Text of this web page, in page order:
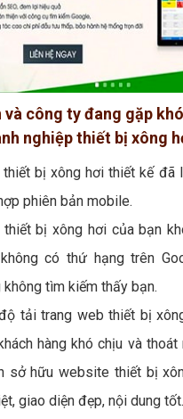
và công ty đang gặp
nghiệp thiết bị xông
thiết bị xông hơi thiết kế đã
phiên bản mobile.
thiết bị xông hơi của bạn
có thứ hạng trên
không tìm kiếm thấy bạn.
tải trang web thiết bị
hàng khó chịu và thoát
sở hữu website thiết bị
giao diện đẹp, nội dung tốt.